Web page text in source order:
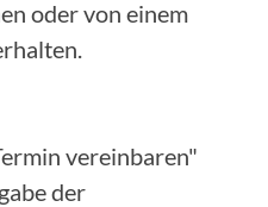
oder von einem
vereinbaren"
der